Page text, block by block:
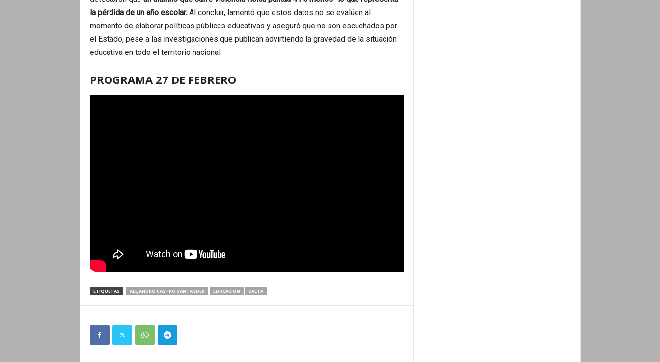
la pérdida de un año escolar.Al concluir, lamentó que estos datos no se evalúen al
momento de elaborar políticas públicas educativas y aseguró que no son escuchados por
el Estado, pese a las investigaciones que publican advirtiendo la gravedad de la situación
educativa en todo el territorio nacional.
PROGRAMA 27 DE FEBRERO
ETIQUETAS ALEJANDRO CASTRO SANTANDER EDUCACIÓN SALTA